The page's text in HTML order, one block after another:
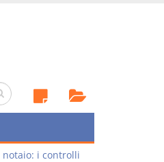
notaio: i controlli